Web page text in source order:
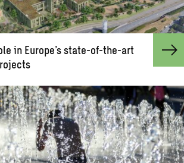
in Eu­rope’s state-of-the-art